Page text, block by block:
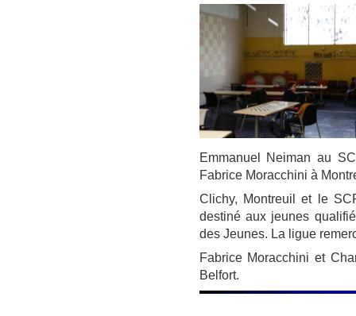
Emmanuel Neiman au
Fabrice Moracchini à
Clichy, Montreuil et le
destiné aux jeunes
des Jeunes. La ligue
Fabrice Moracchini et
Belfort.